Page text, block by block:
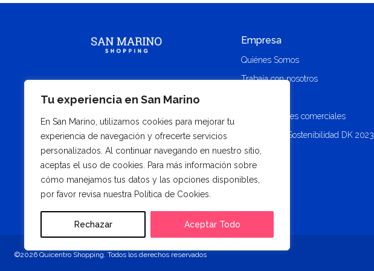
Tu experiencia en San Marino
En San Marino, utilizamos cookies para mejorar tu
experiencia de navegación y ofrecerte servicios
personalizados. Al continuar navegando en nuestro sitio,
aceptas el uso de cookies. Para más información sobre
cómo manejamos tus datos y las opciones disponibles,
por favor revisa nuestra Política de Cookies.
Rechazar Aceptar Todo
Empresa
Quiénes Somos
Trabaja con nosotros
Alquiler locales comerciales
Memoria de Sostenibilidad DK 2023
©2026 Quicentro Shopping. Todos los derechos reservados